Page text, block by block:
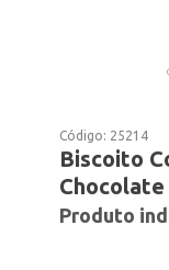
Código: 25214
Biscoito
Chocolate
Produto